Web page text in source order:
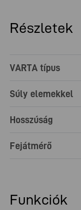
Részletek
VARTA típus
Súly elemekkel
Hosszúság
Fejátmérő
Funkciók